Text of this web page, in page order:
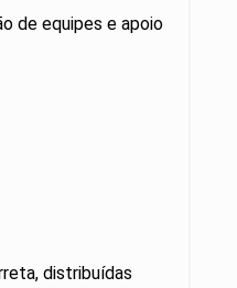
de equipes e apoio
distribuídas